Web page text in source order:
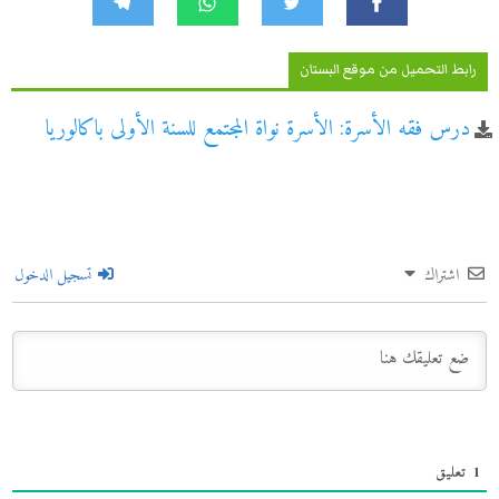
رابط التحميل من موقع البستان
درس فقه الأسرة: الأسرة نواة المجتمع للسنة الأولى باكالوريا
اشتراك تسجيل الدخول
1 تعليق